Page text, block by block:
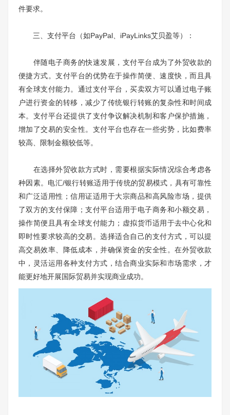
件要求。
三、支付平台（如PayPal、iPayLinks艾贝盈等）：
伴随电子商务的快速发展，支付平台成为了外贸收款的
便捷方式。支付平台的优势在于操作简便、速度快，而且具
有全球支付能力。通过支付平台，买卖双方可以通过电子账
户进行资金的转移，减少了传统银行转账的复杂性和时间成
本。支付平台还提供了支付争议解决机制和客户保护措施，
增加了交易的安全性。支付平台也存在一些劣势，比如费率
较高、限制金额较低等。
在选择外贸收款方式时，需要根据实际情况综合考虑各
种因素。电汇/银行转账适用于传统的贸易模式，具有可靠性
和广泛适用性；信用证适用于大宗商品和高风险市场，提供
了双方的支付保障；支付平台适用于电子商务和小额交易，
操作简便且具有全球支付能力；虚拟货币适用于去中心化和
即时性要求较高的交易。选择适合自己的支付方式，可以提
高交易效率、降低成本，并确保资金的安全性。在外贸收款
中，灵活运用各种支付方式，结合商业实际和市场需求，才
能更好地开展国际贸易并实现商业成功。